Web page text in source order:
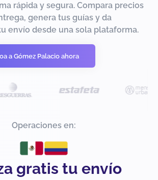
rápida y segura. Compara precios
genera tus guías y da
envío desde una sola plataforma.
a Gómez Palacio ahora
Operaciones en:
gratis tu envío